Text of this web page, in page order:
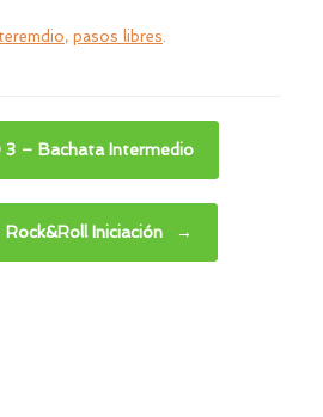
, pasos libres
3 – Bachata Intermedio
Rock&Roll Iniciación →